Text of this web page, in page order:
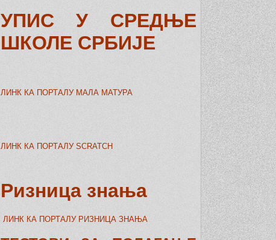
УПИС У СРЕДЊЕ
ШКОЛЕ СРБИЈЕ
ЛИНК КА ПОРТАЛУ МАЛА МАТУРА
ЛИНК КА ПОРТАЛУ SCRATCH
Ризница знања
ЛИНК КА ПОРТАЛУ РИЗНИЦА ЗНАЊА